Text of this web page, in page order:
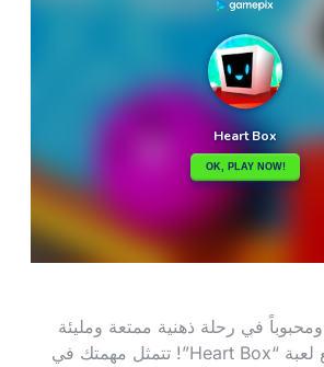
في رحلة ذهنية ممتعة ومليئة
بالتحديات الذكية مع لعبة “Heart Box”! تتمثل مهمتك في